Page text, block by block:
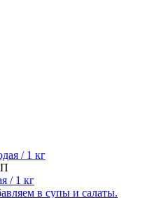
/ 1 кг
в супы и салаты.